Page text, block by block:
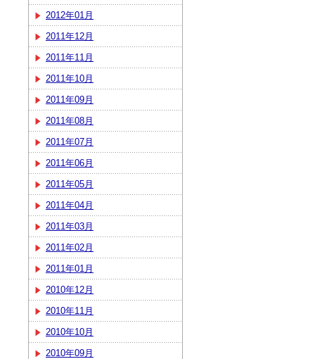
2012年01月
2011年12月
2011年11月
2011年10月
2011年09月
2011年08月
2011年07月
2011年06月
2011年05月
2011年04月
2011年03月
2011年02月
2011年01月
2010年12月
2010年11月
2010年10月
2010年09月